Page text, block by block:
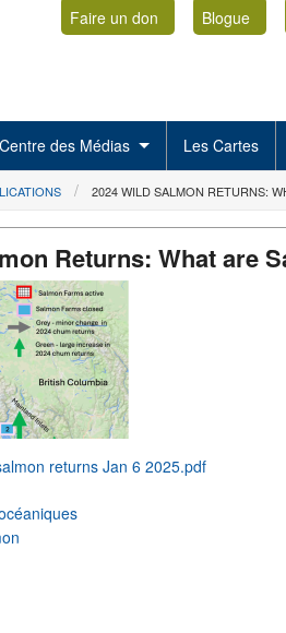
Faire un don Blogue
Centre des Médias Les Cartes
2024 WILD SALMON RETURNS:
Returns: What are
returns Jan 6 2025.pdf